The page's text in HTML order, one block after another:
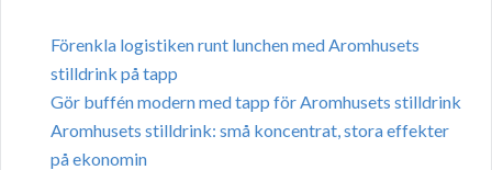
Förenkla logistiken runt lunchen med Aromhusets
stilldrink på tapp
Gör buffén modern med tapp för Aromhusets stilldrink
Aromhusets stilldrink: små koncentrat, stora effekter
på ekonomin